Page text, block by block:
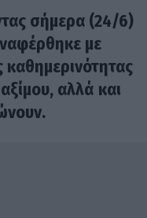
σήμερα (24/6)
με
καθημερινότητας
αλλά και